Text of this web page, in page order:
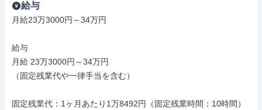
給与
月給23万3000円～34万円
給与
月給 23万3000円～34万円
（固定残業代や一律手当を含む）
固定残業代：1ヶ月あたり1万8492円（固定残業時間：10時間）